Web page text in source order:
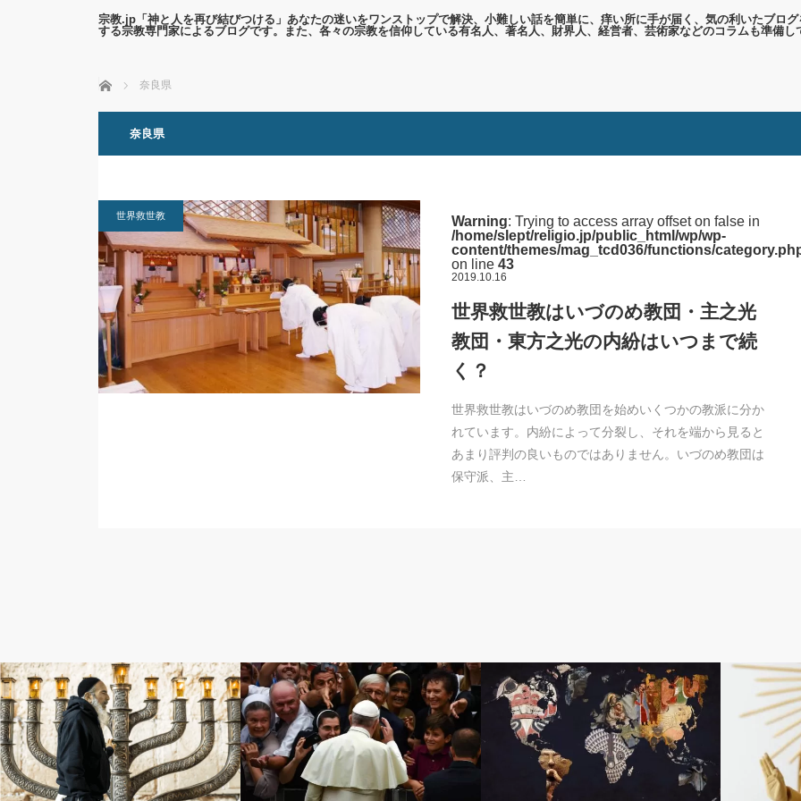
宗教.jp「神と人を再び結びつける」あなたの迷いをワンストップで解決、小難しい話を簡単に、痒い所に手が届く、気の利いたブロ
する宗教専門家によるブログです。また、各々の宗教を信仰している有名人、著名人、財界人、経営者、芸術家などのコラムも準備し
ホーム 奈良県
奈良県
Warning: Trying to access array offset on false in
/home/slept/religio.jp/public_html/wp/wp-
content/themes/mag_tcd036/functions/
on line 43
世界救世教
2019.10.16
世界救世教はいづのめ教団・主之光
教団・東方之光の内紛はいつまで続
く？
世界救世教はいづのめ教団を始めいくつかの教派に分か
れています。内紛によって分裂し、それを端から見ると
あまり評判の良いものではありません。いづのめ教団は
保守派、主…